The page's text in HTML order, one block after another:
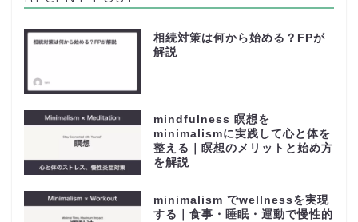
相続対策は何から始める？FPが
解説
mindfulness 瞑想を
minimalismに実践して心と体を
整える｜瞑想のメリットと始め方
を解説
minimalism でwellnessを実現
する｜食事・睡眠・運動で慢性的